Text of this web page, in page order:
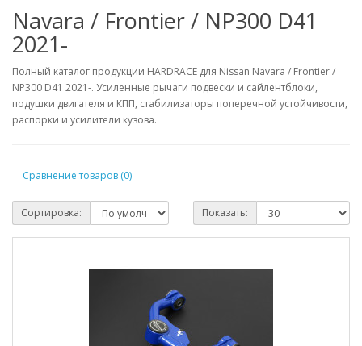
Navara / Frontier / NP300 D41
2021-
Полный каталог продукции HARDRACE для Nissan Navara / Frontier /
NP300 D41 2021-. Усиленные рычаги подвески и сайлентблоки,
подушки двигателя и КПП, стабилизаторы поперечной устойчивости,
распорки и усилители кузова.
Сравнение товаров (0)
Сортировка: Показать: